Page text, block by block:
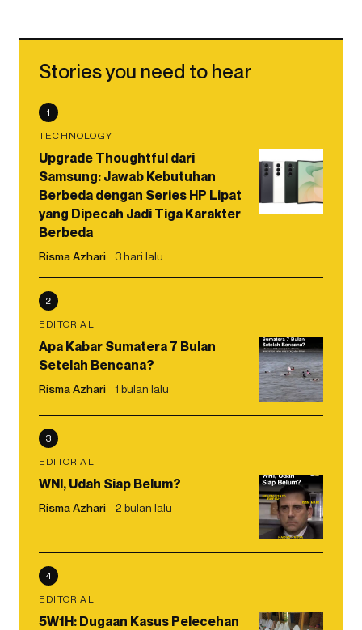
Stories you need to hear
1
TECHNOLOGY
Upgrade Thoughtful dari
Samsung: Jawab Kebutuhan
Berbeda dengan Series HP Lipat
yang Dipecah Jadi Tiga Karakter
Berbeda
Risma Azhari 3 hari lalu
2
EDITORIAL
Apa Kabar Sumatera 7 Bulan
Setelah Bencana?
Risma Azhari 1 bulan lalu
3
EDITORIAL
WNI, Udah Siap Belum?
Risma Azhari 2 bulan lalu
4
EDITORIAL
5W1H: Dugaan Kasus Pelecehan